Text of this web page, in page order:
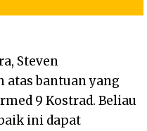
Steven
bantuan yang
9 Kostrad. Beliau
ini dapat